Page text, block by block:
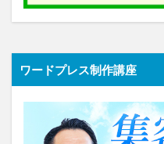
ワードプレス制作講座